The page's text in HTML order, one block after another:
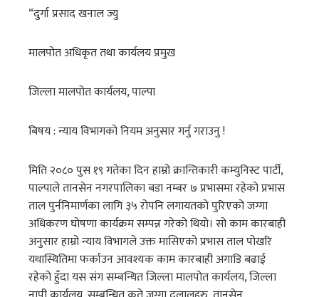
“दुर्गा प्रसाद खनाल ज्यु
मालपोत अधिकृत तथा कार्यलय प्रमुख
जिल्ला मालपोत कार्यलय, पाल्पा
बिषय : न्याय विभागको नियम अनुसार गर्नु गराउनु !
मिति २०८० पुस १९ गतेका दिन हाम्रो क्रान्तिकारी कम्युनिस्ट पार्टी,
पाल्पाले तानसेन नगरपालिका बडा नम्बर ७ प्रभासमा रहेको प्रभास
ताल पुर्ननिमार्णका लागि ३५ रोपनि लगायतको पुरिएको जग्गा
अधिकरण घोषणा कार्यक्रम सम्पन्न गरेको थियो। सो काम कारबाही
अनुसार हाम्रो न्याय विभागले उक्त मासिएको प्रभास ताल पोखरि
यथास्थितिमा फर्काउन आवश्यक काम कारबाही अगाडि बढाई
रहेको हुँदा यस संग सम्बन्धित जिल्ला मालपोत कार्यलय, जिल्ला